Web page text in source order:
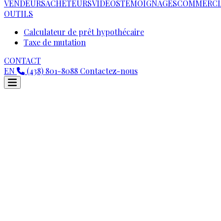
VENDEURSACHETEURSVIDEOSTÉMOIGNAGES
OUTILS
Calculateur de prêt hypothécaire
Taxe de mutation
CONTACT
EN
(438) 801-8088 Contactez-nous